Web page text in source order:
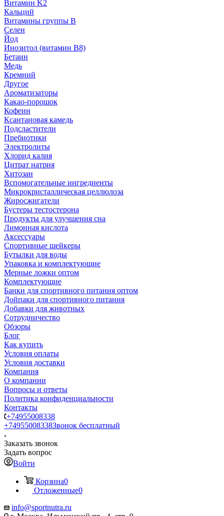
Витамин K2
Кальций
Витамины группы B
Селен
Йод
Инозитол (витамин B8)
Бетаин
Медь
Кремний
Другое
Ароматизаторы
Какао-порошок
Кофеин
Ксантановая камедь
Подсластители
Пребиотики
Электролиты
Хлорид калия
Цитрат натрия
Хитозан
Вспомогательные ингредиенты
Микрокристаллическая целлюлоза
Жиросжигатели
Бустеры тестостерона
Продукты для улучшения сна
Лимонная кислота
Аксессуары
Спортивные шейкеры
Бутылки для воды
Упаковка и комплектующие
Мерные ложки оптом
Комплектующие
Банки для спортивного питания оптом
Дойпаки для спортивного питания
Добавки для животных
Сотрудничество
Обзоры
Блог
Как купить
Условия оплаты
Условия доставки
Компания
О компании
Вопросы и ответы
Политика конфиденциальности
Контакты
+74955008338
+74955008338Звонок бесплатный
Заказать звонок
Задать вопрос
Войти
Корзина0
Отложенные0
info@sportnutra.ru